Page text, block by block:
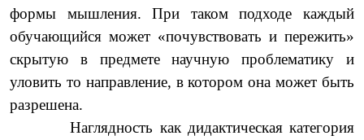
формы мышления. При таком подходе каждый
обучающийся может «почувствовать и пережить»
скрытую в предмете научную проблематику и
уловить то направление, в котором она может быть
разрешена.
Наглядность как дидактическая категория